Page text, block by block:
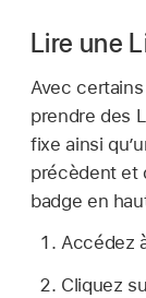
Lire une
Avec
prendre des
fixe ainsi
précèdent et
badge en
Accédez
Cliquez